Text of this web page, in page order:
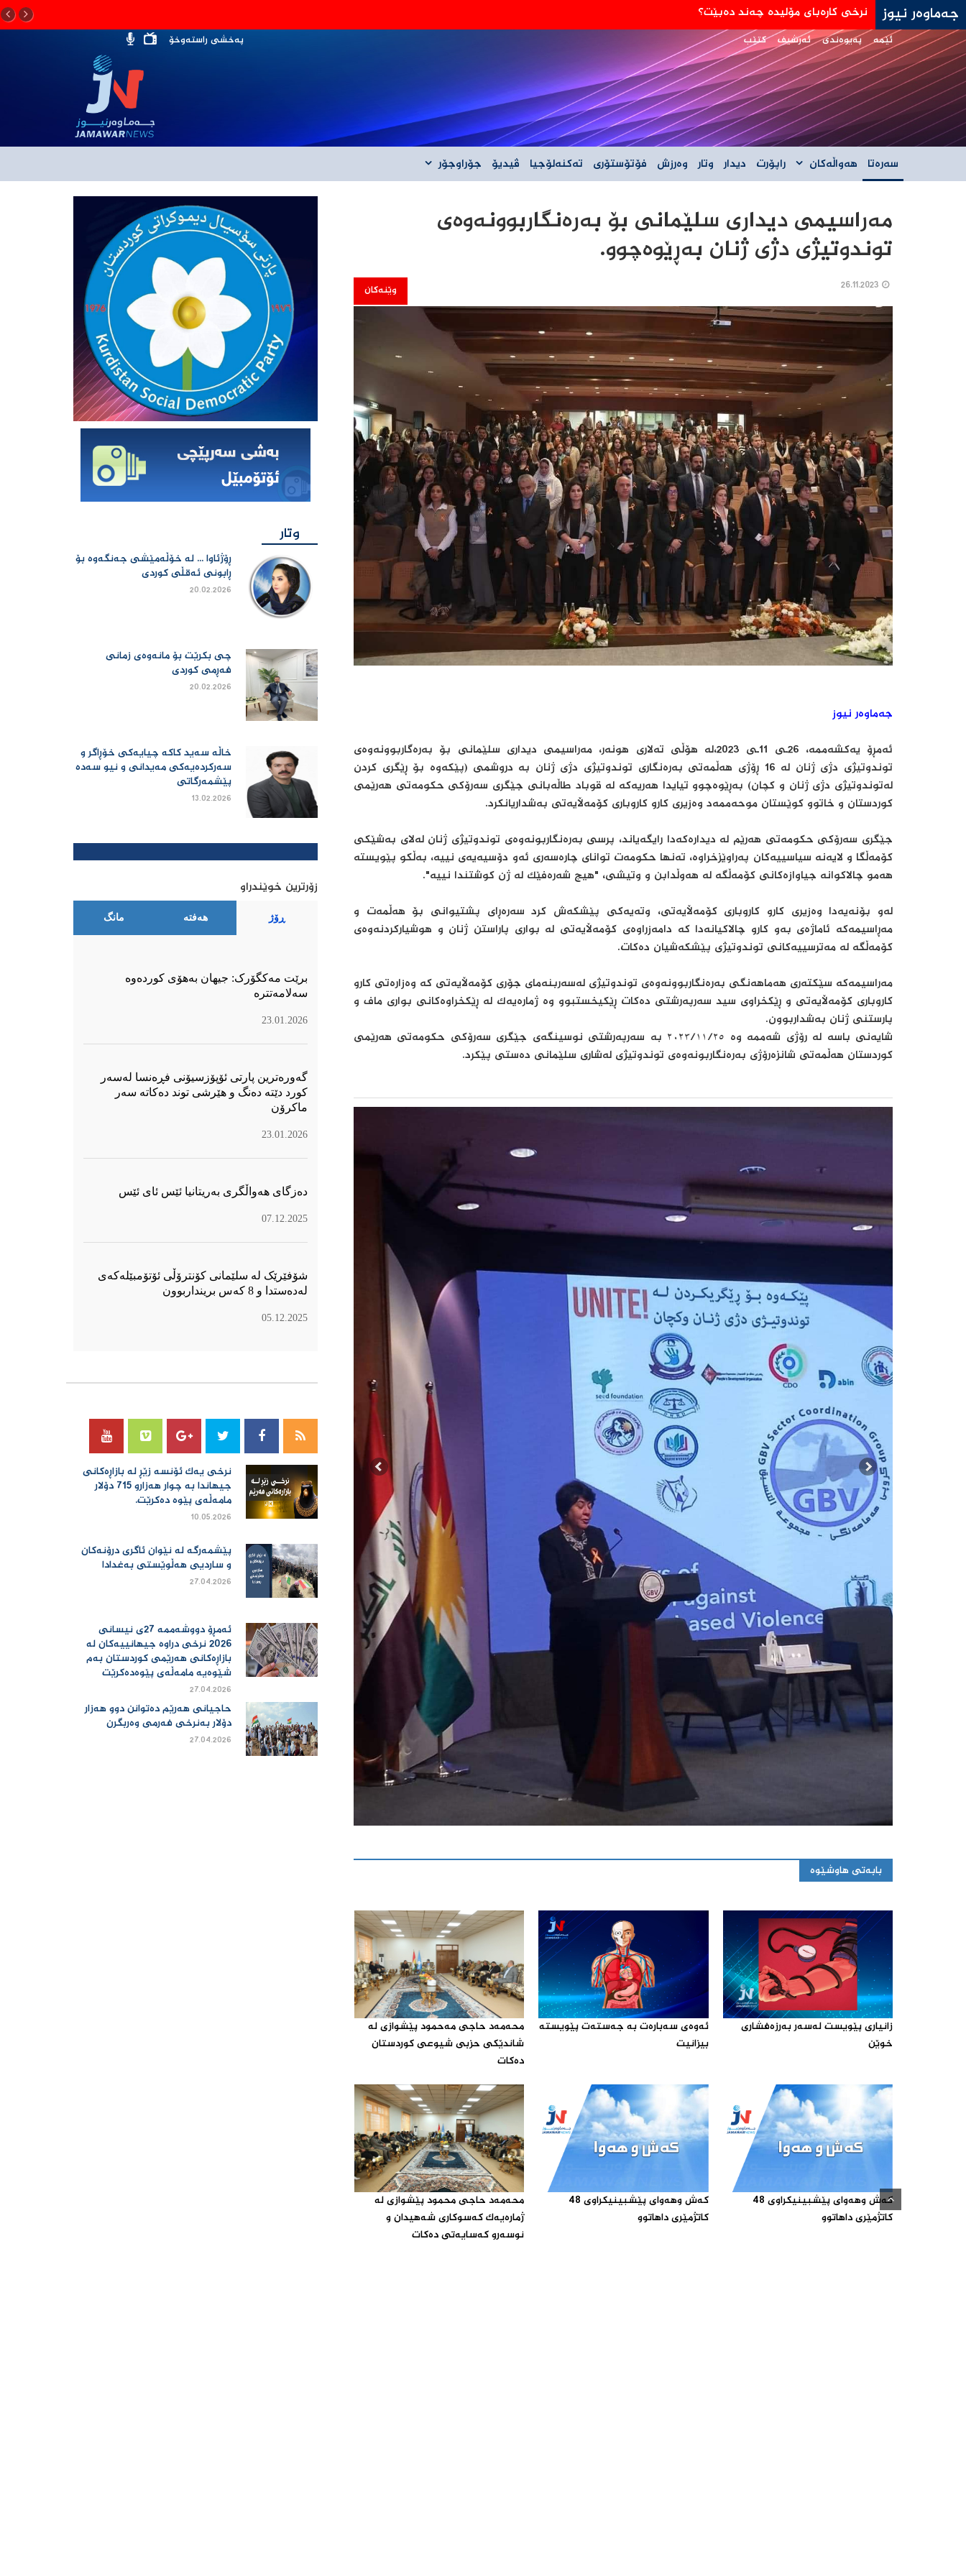
جەماوەر نیوز جه‌ی دی ڤانس: هێڵی سورمان له‌دانوستانه‌كان له‌گه‌ڵ ئێران نیه‌
ئێمە پەیوەندی ئەرشیف کتێب پەخشی راستەوخۆ
سەرەتا هەواڵەکان راپۆرت دیدار وتار وەرزش فۆتۆستۆری تەکنەلۆجیا ڤیدیۆ جۆراوجۆر
مه‌راسیمی‌ دیداری سلێمانی بۆ بەرەنگاربوونەوەی
توندوتیژی دژی ژنان به‌ڕێوه‌چوو.
وێنەکان
جەماوەر نیوز
ئەمڕۆ یەکشەممە، 26ـی‌ 11ـی‌ 2023،له‌ هۆڵی‌ تەلاری هونەر، مه‌راسیمی‌ دیداری سلێمانی بۆ بەرەگاربوونەوەی
توندوتیژی دژی ژنان لە 16 ڕۆژی‌ هه‌ڵمه‌تی‌ به‌ره‌نگاری‌ توندوتیژی‌ دژی‌ ژنان به‌ دروشمی‌ (پێکەوە بۆ ڕێگری کردن
لەتوندوتیژی دژی ژنان و کچان) به‌ڕێوه‌چوو تیایدا هه‌ریه‌كه‌ له‌ قوباد طاڵەبانی جێگری سەرۆکی حکومەتی هەرێمی
کوردستان و خاتوو کوێستان موحەممەد وەزیری کارو کاروباری کۆمەڵایەتی به‌شداریانكرد.
جێگری سەرۆکی حکومەتی هەرێم لە دیدارەکەدا رایگەیاند، پرسی بەرەنگاربونەوەی توندوتیژی ژنان لەلای بەشێکی
کۆمەڵگا و لایەنە سیاسییەکان پەراوێزخراوە، تەنها حکومەت توانای چارەسەری ئەو دۆسیەیەی نییە، بەڵکو پێویستە
هەمو چالاکوانە جیاوازەکانی کۆمەڵگە لە هەوڵدابن و وتیشی، "هیچ شەرەفێک لە ژن کوشتندا نییە".
له‌و بۆنه‌یه‌دا وەزیری کارو کاروباری کۆمەڵایەتی، وتەیەکی پێشکەش کرد سه‌ره‌ڕای‌ پشتیوانی‌ بۆ هه‌ڵمه‌ت و
مه‌ڕاسیمه‌كه‌ ئاماژه‌ی‌ به‌و كارو چالاكیانه‌دا كه‌ دامه‌زراوه‌ی‌ كۆمه‌ڵایه‌تی‌ له‌ بواری‌ پاراستن ژنان و هوشیاركردنه‌وه‌ی‌
كۆمه‌ڵگه‌ له‌ مه‌ترسییه‌كانی‌ توندوتیژی‌ پێشكه‌شیان ده‌كات.
مه‌راسیمه‌كه‌ سێکتەری هەماهەنگی بەرەنگاربوونەوەی توندوتیژی لەسەربنەمای جۆری کۆمەڵایەتی کە وەزارەتی کارو
کاروباری کۆمەڵایەتی و ڕێکخراوی سید سەرپەرشتی دەکات ڕێکیخستبوو وە ژماره‌یه‌ك له‌ ڕێكخراوه‌كانی‌ بواری‌ ماف و
پارستنی‌ ژنان به‌شداربوون.
شایەنی باسە لە رۆژی شەممە وە ٢٠٢٣/١١/٢٥ بە سەرپەرشتی نوسینگەی جێگری سەرۆکی حکومەتی هەرێمی
کوردستان هەڵمەتی شانزەرۆژی بەرەنگاربونەوەی توندوتیژی لەشاری سلێمانی دەستی پێکرد.
بابەتی هاوشێوە
زانیارى پێویست له‌سه‌ر به‌رزه‌فشارى
خوێن ‌
ئه‌وه‌ى سه‌باره‌ت به‌ جه‌سته‌ت پێویسته‌
بیزانیت‌
محه‌مه‌د حاجى مه‌حمود پێشوازى له‌
شاندێکى حزبى شیوعى کوردستان
ده‌کات‌
که‌ش وهه‌واى پێشبینیکراوى 48
کاتژمێرى داهاتوو‌
که‌ش وهه‌واى پێشبینیکراوى 48
کاتژمێرى داهاتوو‌
محه‌مه‌د حاجى محمود پێشوازى له‌
ژماره‌یه‌ک که‌سوکارى شه‌هیدان و
نوسه‌رو که‌سایه‌تى ده‌کات ‌
وتار
ڕۆژئاوا ... لە خۆڵەمێشی جەنگەوە بۆ
ڕابونی ئەقڵی کوردی
20.02.2026
چی بكرێت بۆ مانەوەی زمانی
فەڕمی كوردی
20.02.2026
خاڵە سەید کاکە چیایەکی خۆڕاگر و
سەرکردەیەکی مەیدانی و نیو سەدە
پێشمەرگاتی
13.02.2026
زۆرترین خوێندراو
ڕۆژ هەفتە مانگ
برێت مەکگۆرک: جیهان بەهۆی کوردەوە
سەلامەتترە
23.01.2026
گەورەترین پارتی ئۆپۆزسیۆنی فڕەنسا لەسەر
كورد دێتە دەنگ و هێرشی توند دەكاتە سەر
ماكرۆن
23.01.2026
دەزگای هەواڵگری بەریتانیا ئێس ئای ئێس
07.12.2025
شۆفێرێک لە سلێمانی کۆنترۆڵی ئۆتۆمبێلەکەی
لەدەستدا و 8 کەس برینداربوون
05.12.2025
نرخی یەك ئۆنسە زێڕ لە بازاڕەكانی
جیهاندا بە چوار هەزارو 715 دۆلار
مامەڵەی پێوە دەكرێت.
10.05.2026
پێشمەرگە لە نێوان ئاگری درۆنەکان
و ساردیی هەڵوێستی بەغدادا
27.04.2026
ئەمڕۆ دووشەممە 27ی نیسانی
2026 نرخی دراوە جیهانییەكان لە
بازاڕەكانی هەرێمی كوردستان بەم
شێوەیە مامەڵەی پێوەدەكرێت
27.04.2026
حاجیانی هەرێم دەتوانن دوو هەزار
دۆلار بەنرخی فەرمی وەربگرن
27.04.2026